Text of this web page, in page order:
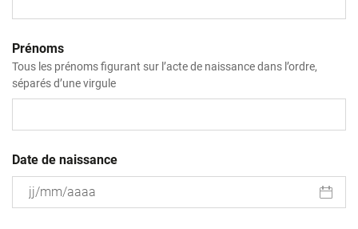
Prénoms
Tous les prénoms figurant sur l’acte de naissance dans l’ordre,
séparés d’une virgule
Date de naissance